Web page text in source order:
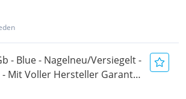
- Blue - Nagelneu/Versiegelt -
Mit Voller Hersteller Garantie
- MOBILE GURU 1050 Wien